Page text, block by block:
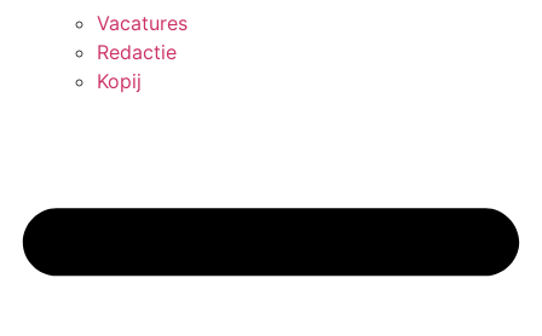
Vacatures
Redactie
Kopij